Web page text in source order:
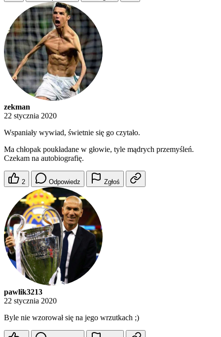
zekman
22 stycznia 2020
Wspaniały wywiad, świetnie się go czytało.
Ma chłopak poukładane w głowie, tyle mądrych przemyśleń.
Czekam na autobiografię.
2 Odpowiedz Zgłoś
pawlik3213
22 stycznia 2020
Byle nie wzorował się na jego wrzutkach ;)